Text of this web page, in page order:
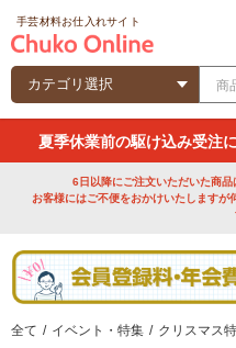
手芸材料お仕入れサイト
夏季休業前の駆け込み受注
6日以降にご注文いただいた商品
お客様にはご不便をおかけいたしますが
全て / イベント・特集 / クリスマス